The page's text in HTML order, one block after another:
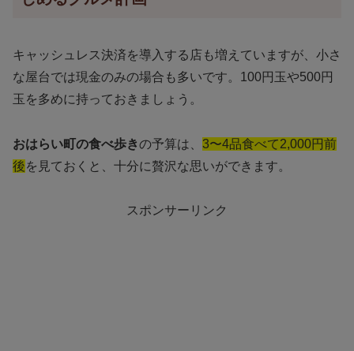
キャッシュレス決済を導入する店も増えていますが、小さ
な屋台では現金のみの場合も多いです。100円玉や500円
玉を多めに持っておきましょう。
おはらい町の食べ歩きの予算は、 3〜4品食べて2,000円前
後を見ておくと、十分に贅沢な思いができます。
スポンサーリンク